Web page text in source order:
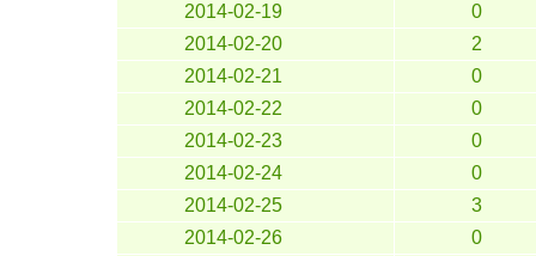
2014-02-19
0
2014-02-20
2
2014-02-21
0
2014-02-22
0
2014-02-23
0
2014-02-24
0
2014-02-25
3
2014-02-26
0